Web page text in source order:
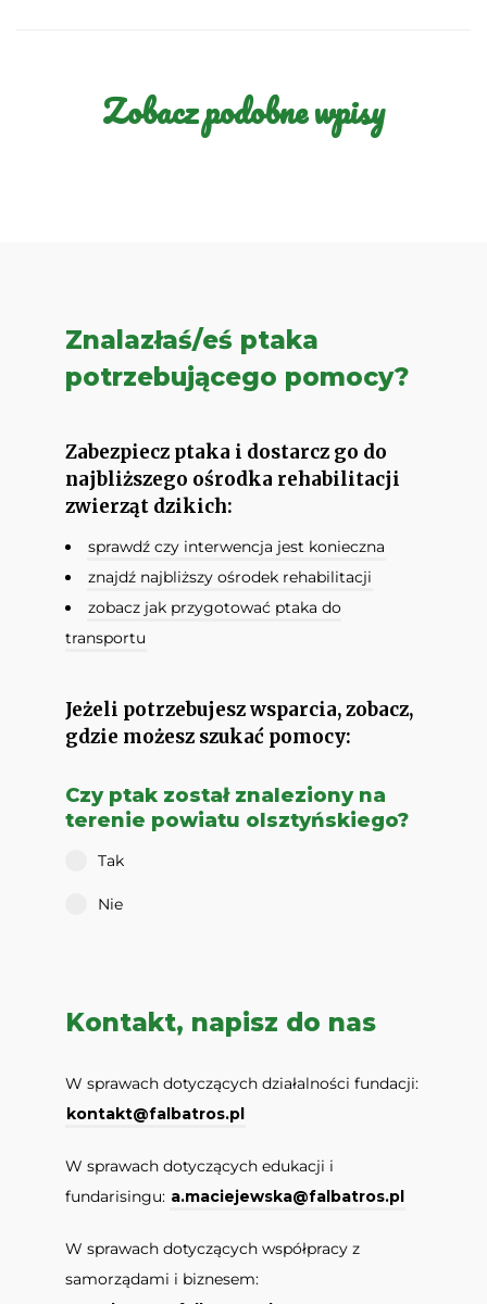
Zobacz podobne wpisy
Znalazłaś/eś ptaka
potrzebującego pomocy?
Zabezpiecz ptaka i dostarcz go do
najbliższego ośrodka rehabilitacji
zwierząt dzikich:
sprawdź czy interwencja jest konieczna
znajdź najbliższy ośrodek rehabilitacji
zobacz jak przygotować ptaka do
transportu
Jeżeli potrzebujesz wsparcia, zobacz,
gdzie możesz szukać pomocy:
Czy ptak został znaleziony na
terenie powiatu olsztyńskiego?
Tak
Nie
Kontakt, napisz do nas
W sprawach dotyczących działalności fundacji:
kontakt@falbatros.pl
W sprawach dotyczących edukacji i
fundarisingu: a.maciejewska@falbatros.pl
W sprawach dotyczących współpracy z
samorządami i biznesem: